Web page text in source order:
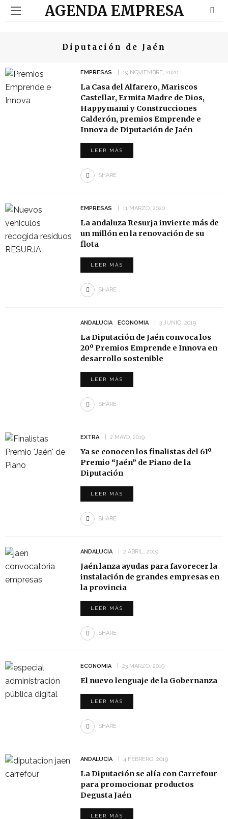
AGENDA EMPRESA
Diputación de Jaén
EMPRESAS 19 NOVIEMBRE, 2020
La Casa del Alfarero, Mariscos
Castellar, Ermita Madre de Dios,
Happymami y Construcciones
Calderón, premios Emprende e
Innova de Diputación de Jaén
LEER MÁS
SHARE
EMPRESAS 11 MARZO, 2020
La andaluza Resurja invierte más de
un millón en la renovación de su
flota
LEER MÁS
SHARE
ANDALUCIA ECONOMIA 3 JUNIO, 2019
La Diputación de Jaén convoca los
20º Premios Emprende e Innova en
desarrollo sostenible
LEER MÁS
SHARE
EXTRA 2 MAYO, 2019
Ya se conocen los finalistas del 61º
Premio “Jaén” de Piano de la
Diputación
LEER MÁS
SHARE
ANDALUCIA 2 ABRIL, 2019
Jaén lanza ayudas para favorecer la
instalación de grandes empresas en
la provincia
LEER MÁS
SHARE
ECONOMIA 23 MARZO, 2019
El nuevo lenguaje de la Gobernanza
LEER MÁS
SHARE
ANDALUCIA 4 FEBRERO, 2019
La Diputación se alía con Carrefour
para promocionar productos
Degusta Jaén
LEER MÁS